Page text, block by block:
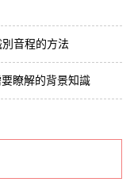
音程的方法
瞭解的背景知識